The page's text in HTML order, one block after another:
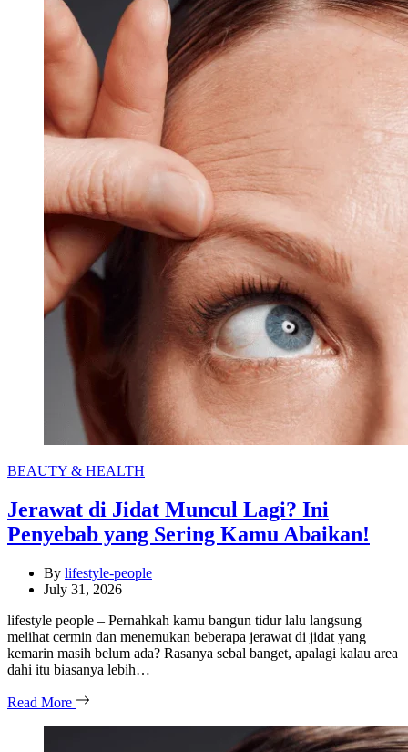
Categories
BEAUTY & HEALTH
Jerawat di Jidat Muncul Lagi? Ini
Penyebab yang Sering Kamu Abaikan!
By lifestyle-people
July 31, 2026
lifestyle people – Pernahkah kamu bangun tidur lalu langsung
melihat cermin dan menemukan beberapa jerawat di jidat yang
kemarin masih belum ada? Rasanya sebal banget, apalagi kalau area
dahi itu biasanya lebih…
Read More